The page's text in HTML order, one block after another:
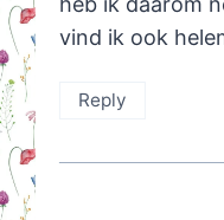
vind ik ook
Reply